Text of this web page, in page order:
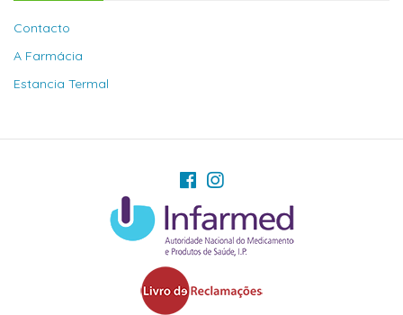
Contacto
A Farmácia
Estancia Termal